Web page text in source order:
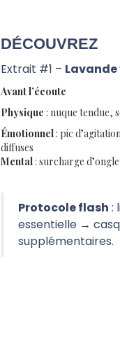
DÉCOUVREZ
Extrait #1 –
Avant l’écoute
Physique : nuque tendue,
Émotionnel: pic
diffuses
Mental: surcharge
Protocole flash :
essentielle →
supplémentaires.